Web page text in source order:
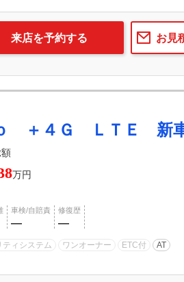
お見
来店を予約する
＋４Ｇ ＬＴＥ 新
万円
車検/自賠責
―
修復歴
―
ティシステム ワンオーナー ETC付 AT